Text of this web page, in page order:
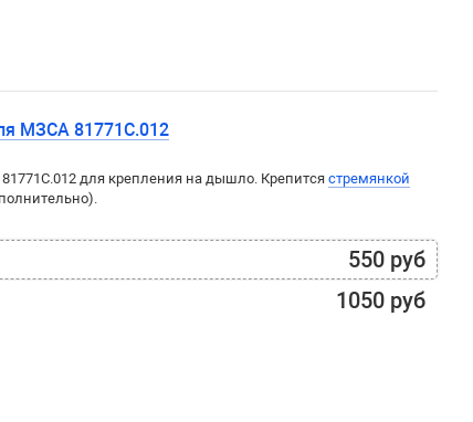
МЗСА 81771C.012
для крепления на дышло. Крепитсястремянкой
550 руб
1050 руб